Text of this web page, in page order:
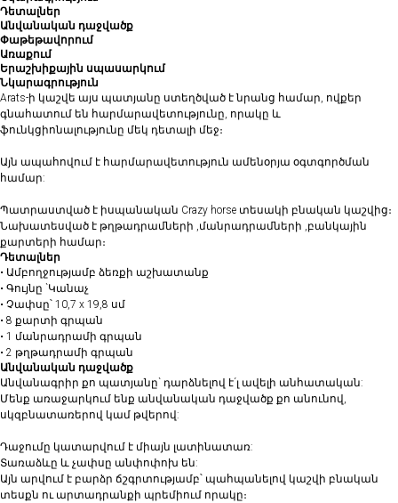
Դետալներ
Անվանական դաջվածք
Փաթեթավորում
Առաքում
Երաշխիքային սպասարկում
Նկարագրություն
Arats-ի կաշվե այս պատյանը ստեղծված է նրանց համար, ովքեր
գնահատում են հարմարավետությունը, որակը և
ֆունկցիոնալությունը մեկ դետալի մեջ։
Այն ապահովում է հարմարավետություն ամենօրյա օգտգործման
համար:
Պատրաստված է իսպանական Crazy horse տեսակի բնական կաշվից։
Նախատեսված է թղթադրամների ,մանրադրամների ,բանկային
քարտերի համար։
Դետալներ
• Ամբողջությամբ ձեռքի աշխատանք
• ⁠Գույնը `Կանաչ
• Չափսը՝ 10,7 x 19,8 սմ
• 8 քարտի գրպան
• 1 մանրադրամի գրպան
• ⁠2 թղթադրամի գրպան
Անվանական դաջվածք
Անվանագրիր քո պատյանը` դարձնելով է´լ ավելի անհատական:
Մենք առաջարկում ենք անվանական դաջվածք քո անունով,
սկզբնատառերով կամ թվերով:
Դաջումը կատարվում է միայն լատինատառ:
Տառաձևը և չափսը անփոփոխ են:
Այն արվում է բարձր ճշգրտությամբ՝ պահպանելով կաշվի բնական
տեսքն ու արտադրանքի պրեմիում որակը։